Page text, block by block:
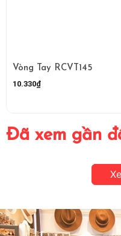
Vòng Tay RCVT145
10.330₫
Đã xem gần